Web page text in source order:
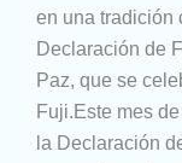
en una tradición
Declaración de
Paz, que se
Fuji.Este mes
la Declaración